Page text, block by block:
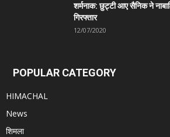
शर्मनाक: छुट्टी आए सैनिक ने
गिरफ्तार
12/07/2020
POPULAR CATEGORY
HIMACHAL
News
शिमला